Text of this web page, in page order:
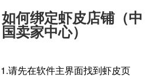
如何绑定虾皮店铺（中
国卖家中心）
1.请先在软件主界面找到虾皮页